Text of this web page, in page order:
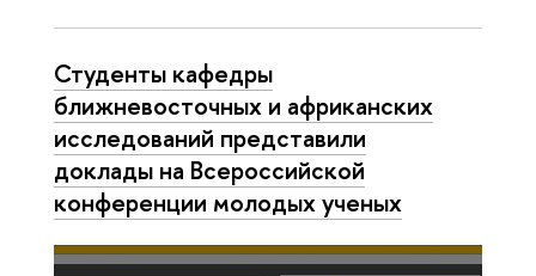
Студенты кафедры
ближневосточных и африканских
исследований представили
доклады на Всероссийской
конференции молодых ученых